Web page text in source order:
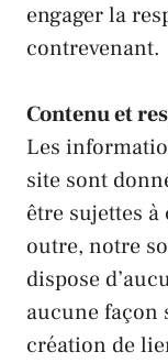
engager la
contrevenant.
Contenu et
Les
site sont
être sujettes
outre, notre
dispose
aucune façon
création de